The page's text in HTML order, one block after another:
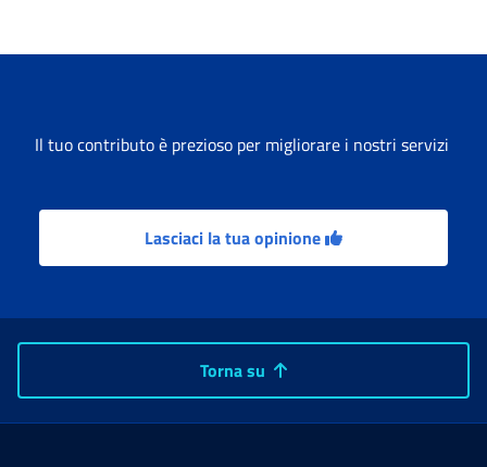
Il tuo contributo è prezioso per migliorare i nostri servizi
Lasciaci la tua opinione
Torna su